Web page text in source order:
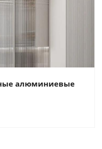
алюминиевые